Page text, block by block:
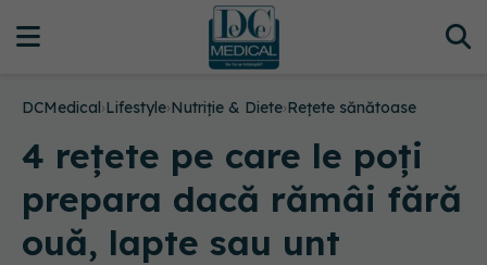
DCMedical›Lifestyle›Nutriție & Diete›Rețete sănătoase
4 rețete pe care le poți
prepara dacă rămâi fără
ouă, lapte sau unt